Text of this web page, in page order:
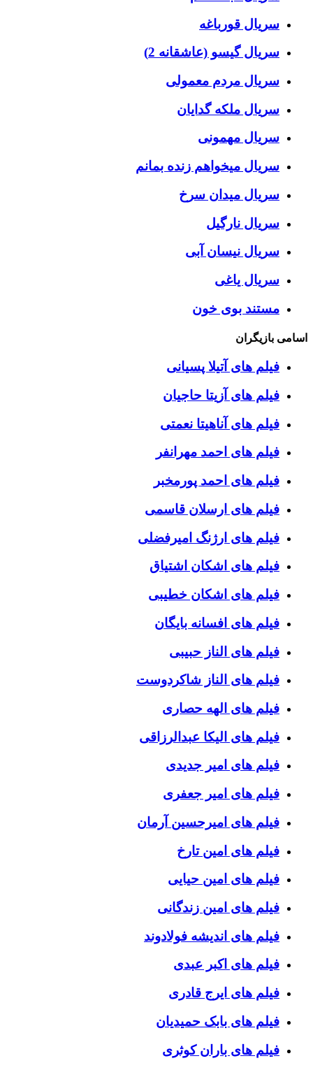
سریال قورباغه
سریال گیسو (عاشقانه 2)
سریال مردم معمولی
سریال ملکه گدایان
سریال مهمونی
سریال میخواهم زنده بمانم
سریال میدان سرخ
سریال نارگیل
سریال نیسان آبی
سریال یاغی
مستند بوی خون
اسامی بازیگران
فیلم های آتیلا پسیانی
فیلم های آزیتا حاجیان
فیلم های آناهیتا نعمتی
فیلم های احمد مهرانفر
فیلم های احمد پورمخبر
فیلم های ارسلان قاسمی
فیلم های ارژنگ امیرفضلی
فیلم های اشکان اشتیاق
فیلم های اشکان خطیبی
فیلم های افسانه بایگان
فیلم های الناز حبیبی
فیلم های الناز شاکردوست
فیلم های الهه حصاری
فیلم های الیکا عبدالرزاقی
فیلم های امیر جدیدی
فیلم های امیر جعفری
فیلم های امیرحسین آرمان
فیلم های امین تارخ
فیلم های امین حیایی
فیلم های امین زندگانی
فیلم های اندیشه فولادوند
فیلم های اکبر عبدی
فیلم های ایرج قادری
فیلم های بابک حمیدیان
فیلم های باران کوثری